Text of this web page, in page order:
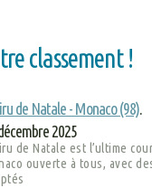
classement !
de Natale - Monaco (98).
2025
de Natale est l’ultime
ouverte à tous, avec